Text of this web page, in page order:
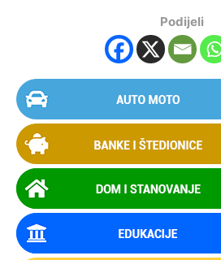
Podijeli